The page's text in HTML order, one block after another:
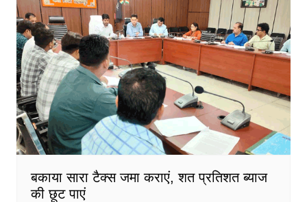
बकाया सारा टैक्स जमा कराएं, शत प्रतिशत ब्याज
की छूट पाएं